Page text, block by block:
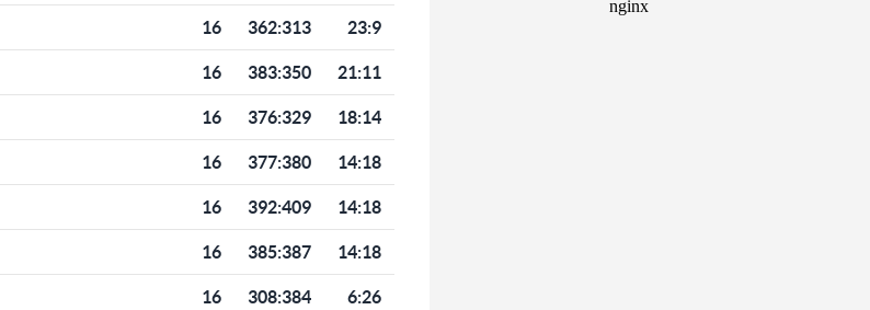
16 362:313 23:9
16 383:350 21:11
16 376:329 18:14
16 377:380 14:18
16 392:409 14:18
16 385:387 14:18
16 308:384 6:26